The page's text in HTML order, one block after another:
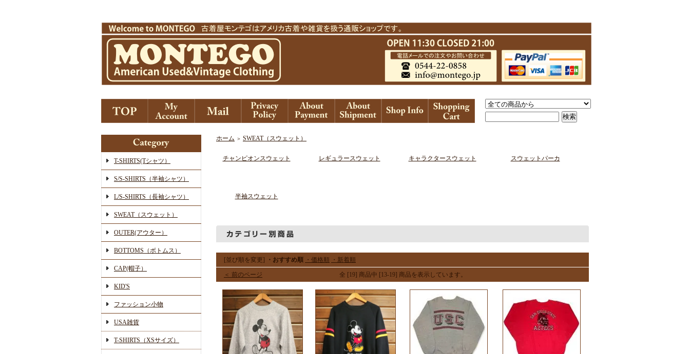
T-SHIRTS(Tシャツ）
S/S-SHIRTS（半袖シャツ）
L/S-SHIRTS（長袖シャツ）
SWEAT（スウェット）
OUTER(アウター）
BOTTOMS（ボトムス）
CAP(帽子）
KID'S
ファッション小物
USA雑貨
T-SHIRTS（XSサイズ）
ホーム ＞ SWEAT（スウェット）
チャンピオンスウェット レギュラースウェット キャラクタースウェット スウェットパーカ
半袖スウェット
[並び順を変更] ・おすすめ順 ・価格順 ・新着順
＜ 前のページ 全 [19] 商品中 [13-19] 商品を表示しています。